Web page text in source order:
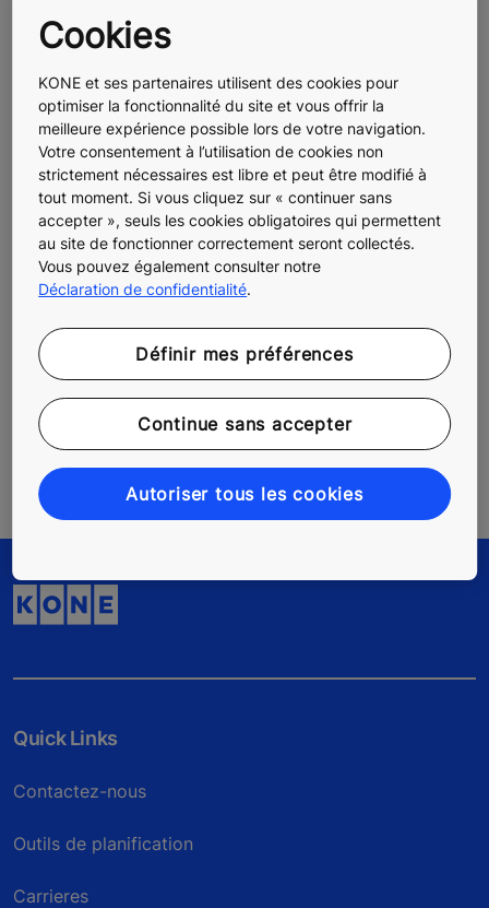
KONE information de presse
Contact presse
KONE en bref
Media Portal
Quick Links
Contactez-nous
Outils de planification
Carrieres
Cookies
KONE et ses partenaires utilisent des cookies pour
optimiser la fonctionnalité du site et vous offrir la
meilleure expérience possible lors de votre navigation.
Votre consentement à l’utilisation de cookies non
strictement nécessaires est libre et peut être modifié à
tout moment. Si vous cliquez sur « continuer sans
accepter », seuls les cookies obligatoires qui permettent
au site de fonctionner correctement seront collectés.
Vous pouvez également consulter notre
Déclaration de confidentialité.
Définir mes préférences
Continue sans accepter
Autoriser tous les cookies